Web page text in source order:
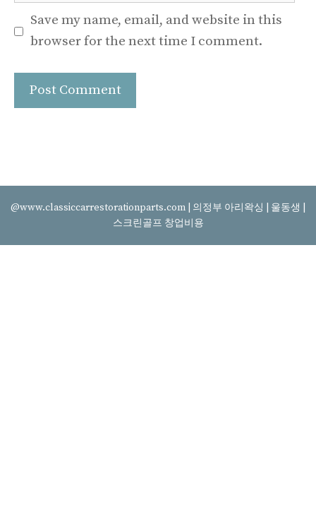
Save my name, email, and website in this
browser for the next time I comment.
@www.classiccarrestorationparts.com | 의정부 아리왁싱 울동생
스크린골프 창업비용